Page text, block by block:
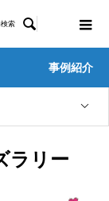
索 
事例紹介
ラリー